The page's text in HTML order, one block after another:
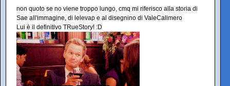
non quoto se no viene troppo lungo, cmq mi riferisco alla storia di
Sae all'immagine, di lelevap e al disegnino di ValeCalimero
Lui è il definitivo TRueStory! :D